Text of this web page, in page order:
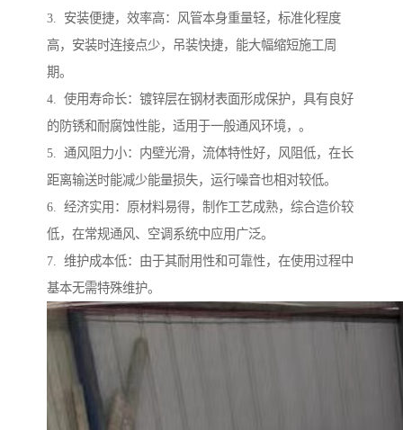
3. 安装便捷，效率高：风管本身重量轻，标准化程度
高，安装时连接点少，吊装快捷，能大幅缩短施工周
期。
4. 使用寿命长：镀锌层在钢材表面形成保护，具有良好
的防锈和耐腐蚀性能，适用于一般通风环境，。
5. 通风阻力小：内壁光滑，流体特性好，风阻低，在长
距离输送时能减少能量损失，运行噪音也相对较低。
6. 经济实用：原材料易得，制作工艺成熟，综合造价较
低，在常规通风、空调系统中应用广泛。
7. 维护成本低：由于其耐用性和可靠性，在使用过程中
基本无需特殊维护。